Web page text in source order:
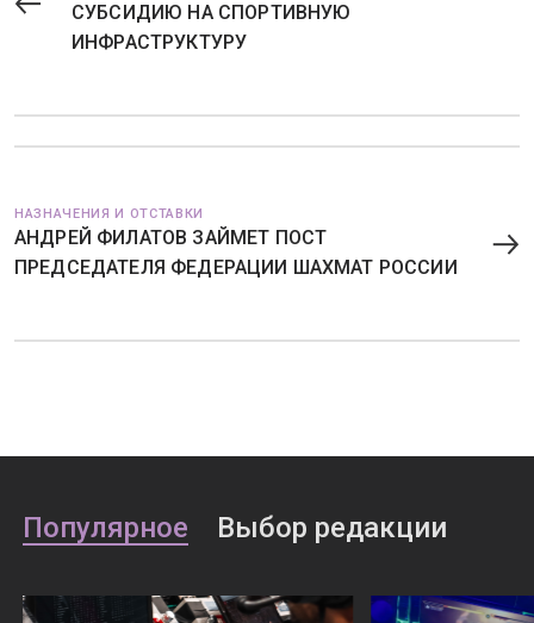
СУБСИДИЮ НА СПОРТИВНУЮ
ИНФРАСТРУКТУРУ
НАЗНАЧЕНИЯ И ОТСТАВКИ
АНДРЕЙ ФИЛАТОВ ЗАЙМЕТ ПОСТ
ПРЕДСЕДАТЕЛЯ ФЕДЕРАЦИИ ШАХМАТ РОССИИ
Популярное Выбор редакции